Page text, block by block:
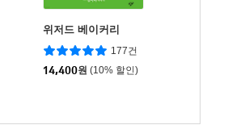
위저드 베이커리
177건
14,400원 (10% 할인)